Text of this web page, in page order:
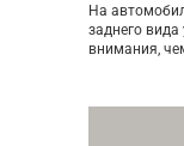
На
заднего
внимания,